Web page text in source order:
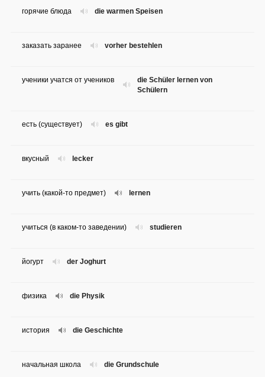
die warmen Speisen
горячие блюда
vorher bestehlen
заказать заранее
die Schüler lernen von
Schülern
ученики учатся от учеников
es gibt
есть (существует)
lecker
вкусный
lernen
учить (какой-то предмет)
studieren
учиться (в каком-то заведении)
der Joghurt
йогурт
die Physik
физика
die Geschichte
история
die Grundschule
начальная школа